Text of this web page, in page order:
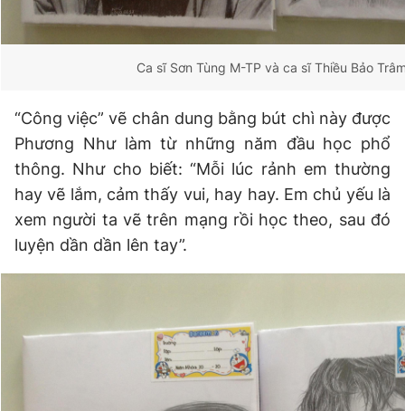
Ca sĩ Sơn Tùng M-TP và ca sĩ Thiều Bảo
“Công việc” vẽ chân dung bằng bút chì này được
Phương Như làm từ những năm đầu học phổ
thông. Như cho biết: “Mỗi lúc rảnh em thường
hay vẽ lắm, cảm thấy vui, hay hay. Em chủ yếu là
xem người ta vẽ trên mạng rồi học theo, sau đó
luyện dần dần lên tay”.